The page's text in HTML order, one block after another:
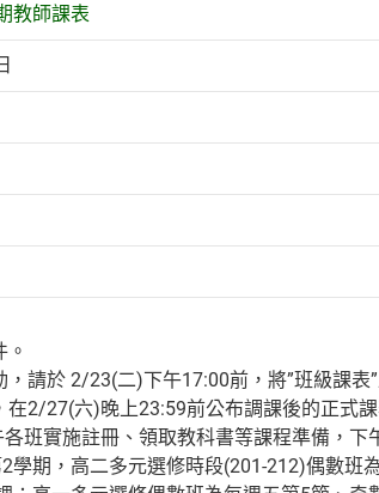
教師課表
，請於 2/23(二)下午17:00前，將”班級課
在2/27(六)晚上23:59前公布調課後的正式
班實施註冊、領取教科書等課程準備，下
學期，高二多元選修時段(201-212)偶數